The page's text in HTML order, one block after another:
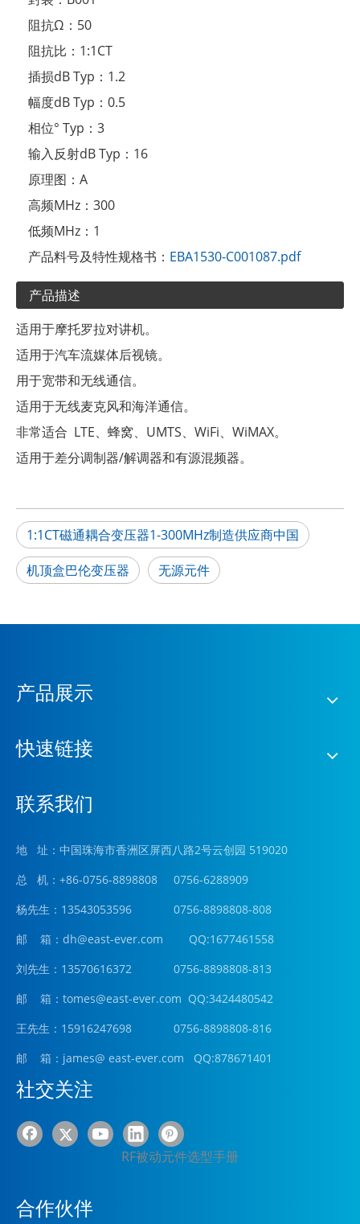
阻抗Ω： 50
阻抗比： 1:1CT
插损dB Typ： 1.2
幅度dB Typ： 0.5
相位° Typ： 3
输入反射dB Typ： 16
原理图： A
高频MHz： 300
低频MHz： 1
产品料号及特性规格书： EBA1530-C001087.pdf
产品描述
适用于摩托罗拉对讲机。
适用于汽车流媒体后视镜。
用于宽带和无线通信。
适用于无线麦克风和海洋通信。
非常适合 LTE、蜂窝、UMTS、WiFi、WiMAX。
适用于差分调制器/解调器和有源混频器。
1:1CT磁通耦合变压器1-300MHz制造供应商中国
机顶盒巴伦变压器
无源元件
产品展示
快速链接
联系我们
地 址：中国珠海市香洲区屏西八路2号云创园 519020
总 机：+86-0756-8898808 0756-6288909
杨先生：13543053596 0756-8898808-808
邮 箱： dh@east-ever.com QQ:1677461558
刘先生：13570616372 0756-8898808-813
邮 箱：tomes@east-ever.com QQ:3424480542
王先生：15916247698 0756-8898808-816
邮 箱：james@ east-ever.com QQ:878671401
社交关注
RF被动元件选型手册
合作伙伴